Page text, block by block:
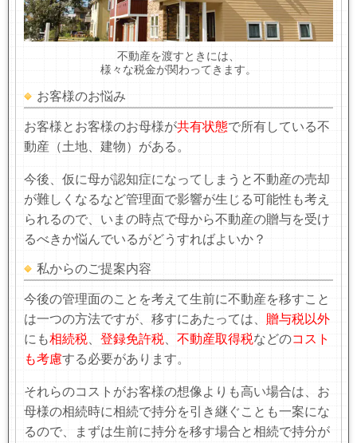
不動産を渡すときには、
様々な税金が関わってきます。
お客様のお悩み
お客様とお客様のお母様が共有状態で所有している不
動産（土地、建物）がある。
今後、仮に母が認知症になってしまうと不動産の売却
が難しくなるなど管理面で影響が生じる可能性も考え
られるので、いまの時点で母から不動産の贈与を受け
るべきか悩んでいるがどうすればよいか？
私からのご提案内容
今後の管理面のことを考えて生前に不動産を移すこと
は一つの方法ですが、移すにあたっては、 贈与税以外
にも相続税 登録免許税 不動産取得税などのコスト
も考慮する必要があります。
それらのコストがお客様の想像よりも高い場合は、お
母様の相続時に相続で持分を引き継ぐことも一案にな
るので、まずは生前に持分を移す場合と相続で持分が